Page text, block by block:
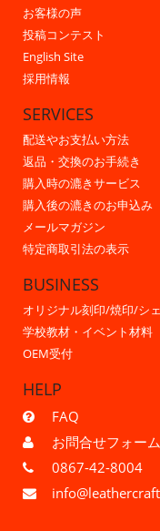
お客様の声
投稿コンテスト
English Site
採用情報
SERVICES
配送やお支払い方法
返品・交換のお手続き
購入時の漉きサービス
購入後の漉きのお申込み
メールマガジン
特定商取引法の表示
BUSINESS
オリジナル刻印/焼印/シ
学校教材・イベント材料
OEM受付
HELP
FAQ
お問合せフォーム
0867-42-8004